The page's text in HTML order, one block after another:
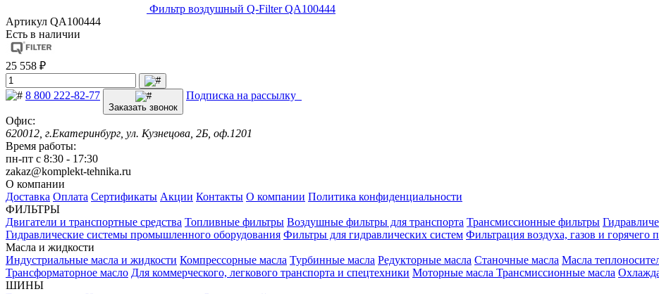
Фильтр воздушный Q-Filter QA100444
Артикул QA100444
Есть в наличии
25 558 ₽
8 800 222-82-77
Заказать звонок
Подписка на рассылку
Офис:
620012, г.Екатеринбург, ул. Кузнецова, 2Б, оф.1201
Время работы:
пн-пт с 8:30 - 17:30
zakaz@komplekt-tehnika.ru
О компании
Доставка Оплата Сертификаты Акции Контакты О компании Политика конфиденциальности
ФИЛЬТРЫ
Двигатели и транспортные средства Топливные фильтры Воздушные фильтры для транспорта Трансмиссионные фильтры
Гидравлические системы промышленного оборудования Фильтры для гидравлических систем Фильтрация воздуха, газов и горячего
Масла и жидкости
Индустриальные масла и жидкости Компрессорные масла Турбинные масла Редукторные масла Станочные масла Масла
Трансформаторное масло Для коммерческого, легкового транспорта и спецтехники Моторные масла Трансмиссионные масла
ШИНЫ